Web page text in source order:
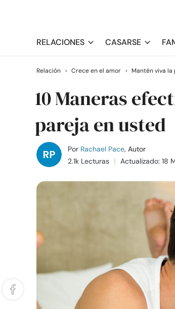
RELACIONES CASARSE
Relación › Crece en el amor › Mantén viva la
10 Maneras
pareja en usted
Por Rachael Pace, Autor
2.1k Lecturas
Actualizado: 18